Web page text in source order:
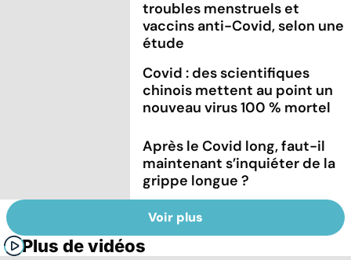
troubles menstruels et
vaccins anti-Covid, selon une
étude
Covid : des scientifiques
chinois mettent au point un
nouveau virus 100 % mortel
Après le Covid long, faut-il
maintenant s’inquiéter de la
grippe longue ?
Voir plus
Plus de vidéos